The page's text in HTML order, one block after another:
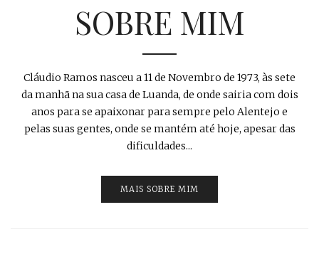
SOBRE MIM
Cláudio Ramos nasceu a 11 de Novembro de 1973, às sete
da manhã na sua casa de Luanda, de onde sairia com dois
anos para se apaixonar para sempre pelo Alentejo e
pelas suas gentes, onde se mantém até hoje, apesar das
dificuldades...
MAIS SOBRE MIM